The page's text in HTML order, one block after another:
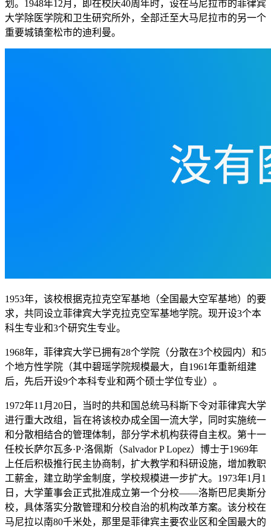
划。1948年12月，即在校庆40周年时，设在马尼拉市的菲律宾
大学除医学院和卫生研究所外，全部迁至大马尼拉市的另一个
重要城镇奎松市的迪利曼。
1953年，该校根据克拉克空军基地（全国最大空军基地）的要
求，共同设立菲律宾大学克拉克空军基地学院。现开设3个本
科生专业和3个研究生专业。
1968年，菲律宾大学已拥有28个学院（分散在3个校园内）和5
个地方性学院（其中碧瑶学院规模最大，自1961年重新组建
后，先后开设9个本科专业和两个硕士学位专业）。
1972年11月20日，当时的共和国总统马科斯下令对菲律宾大学
进行重大改组，旨在将该校办成全国一流大学，同时实施统一
和分散相结合的管理体制，部分学术机构获得自主权。第十一
任校长萨尔瓦多·P·洛佩斯（Salvador P Lopez）博士于1969年
上任后积极推行民主协商制，扩大教学和科研设施，增加教职
工薪金，建立助学金制度，学校规模进一步扩大。1973年1月1
日，大学董事会正式批准成立第一个分校——洛斯巴尼奥斯分
校，具体落实分散管理和分校自治的机构改革方案。该分校在
马尼拉以南80千米处，那里是菲律宾主要农业区和全国最大的